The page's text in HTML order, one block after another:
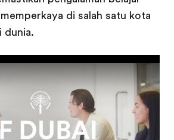
di salah satu kota
dunia.